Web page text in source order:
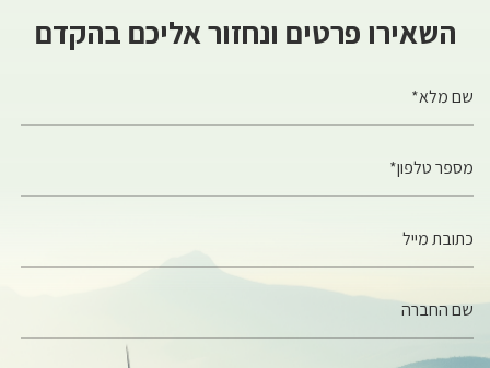
השאירו פרטים ונחזור אליכם בהקדם
שם מלא*
מספר טלפון*
כתובת מייל
שם החברה